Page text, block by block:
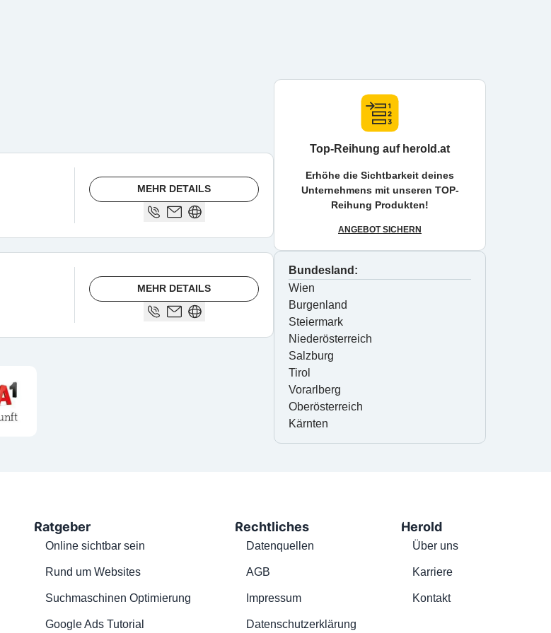
MEHR DETAILS
MEHR DETAILS
Top-Reihung auf herold.at
Erhöhe die Sichtbarkeit deines
Unternehmens mit unseren TOP-
Reihung Produkten!
ANGEBOT SICHERN
Bundesland:
Wien
Burgenland
Steiermark
Niederösterreich
Salzburg
Tirol
Vorarlberg
Oberösterreich
Kärnten
Ratgeber
Online sichtbar sein
Rund um Websites
Suchmaschinen Optimierung
Google Ads Tutorial
Rechtliches
Datenquellen
AGB
Impressum
Datenschutzerklärung
Herold
Über uns
Karriere
Kontakt